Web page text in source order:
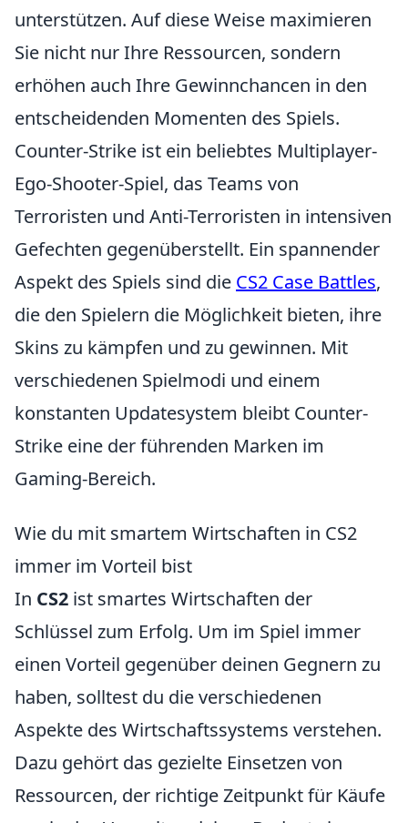
unterstützen. Auf diese Weise maximieren
Sie nicht nur Ihre Ressourcen, sondern
erhöhen auch Ihre Gewinnchancen in den
entscheidenden Momenten des Spiels.
Counter-Strike ist ein beliebtes Multiplayer-
Ego-Shooter-Spiel, das Teams von
Terroristen und Anti-Terroristen in intensiven
Gefechten gegenüberstellt. Ein spannender
Aspekt des Spiels sind die CS2 Case Battles,
die den Spielern die Möglichkeit bieten, ihre
Skins zu kämpfen und zu gewinnen. Mit
verschiedenen Spielmodi und einem
konstanten Updatesystem bleibt Counter-
Strike eine der führenden Marken im
Gaming-Bereich.
Wie du mit smartem Wirtschaften in CS2
immer im Vorteil bist
In CS2 ist smartes Wirtschaften der
Schlüssel zum Erfolg. Um im Spiel immer
einen Vorteil gegenüber deinen Gegnern zu
haben, solltest du die verschiedenen
Aspekte des Wirtschaftssystems verstehen.
Dazu gehört das gezielte Einsetzen von
Ressourcen, der richtige Zeitpunkt für Käufe